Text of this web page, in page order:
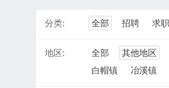
分类: 全部 招聘 求职
地区: 全部 其他地区
白帽镇
冶溪镇